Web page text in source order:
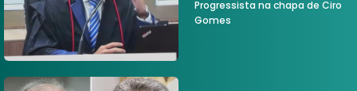
Progressista na chapa de Ciro
Gomes